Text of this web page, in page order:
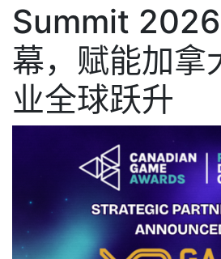
Summit
幕，赋能加拿
业全球跃升